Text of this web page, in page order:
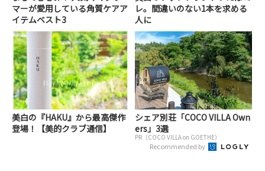
マーが愛用している角質ケアア
イテムベスト3
レ。間違いのない1本を求める
人に
美白の『HAKU』から最高傑作
登場！【美的クラブ通信】
シェア別荘「COCO VILLA Own
ers」3選
PR（COCO VILLA on GOETHE）
Recommended by